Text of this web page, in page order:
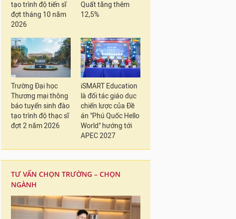
tạo trình độ tiến sĩ
đợt tháng 10 năm
2026
Quất tăng thêm
12,5%
Trường Đại học
Thương mại thông
báo tuyển sinh đào
tạo trình độ thạc sĩ
đợt 2 năm 2026
iSMART Education
là đối tác giáo dục
chiến lược của Đề
án "Phú Quốc Hello
World" hướng tới
APEC 2027
TƯ VẤN CHỌN TRƯỜNG – CHỌN
NGÀNH